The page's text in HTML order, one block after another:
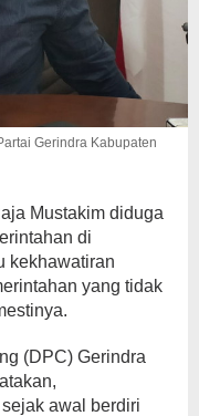
Gerindra Kabupaten
Mustakim diduga
di
kekhawatiran
yang tidak
(DPC) Gerindra
awal berdiri